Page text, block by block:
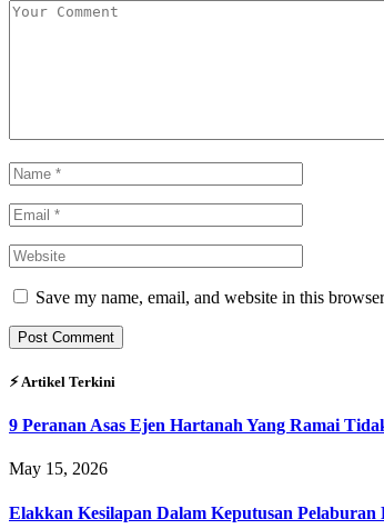
Save my name, email, and website in this
⚡︎ Artikel Terkini
9 Peranan Asas Ejen Hartanah Yang Ramai
May 15, 2026
Elakkan Kesilapan Dalam Keputusan Pelaburan